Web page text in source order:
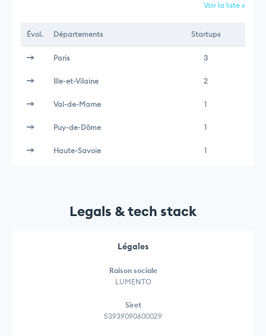
Voir la liste »
Évol. Départements Startups
Paris 3
Ille-et-Vilaine 2
Val-de-Marne 1
Puy-de-Dôme 1
Haute-Savoie 1
Legals & tech stack
Légales
Raison sociale
LUMENTO
Siret
53939090600029